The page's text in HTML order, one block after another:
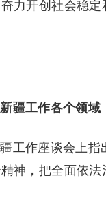
力开创社会稳
疆工作各个领域
工作座谈会上
神，把全面依法